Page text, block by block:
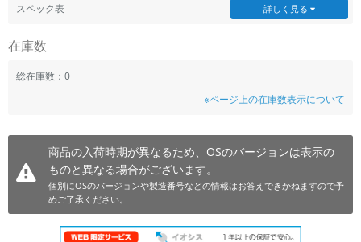
スペック表 詳しく見る
在庫数
総在庫数：0
※ページ上の在庫数表示について
商品の入荷時期が異なるため、OSのバージョンは表示の
ものと異なる場合がございます。
個別にOSのバージョンや製造番号などの情報はお答えできかねますので予
めご了承ください。
円 ～ 円